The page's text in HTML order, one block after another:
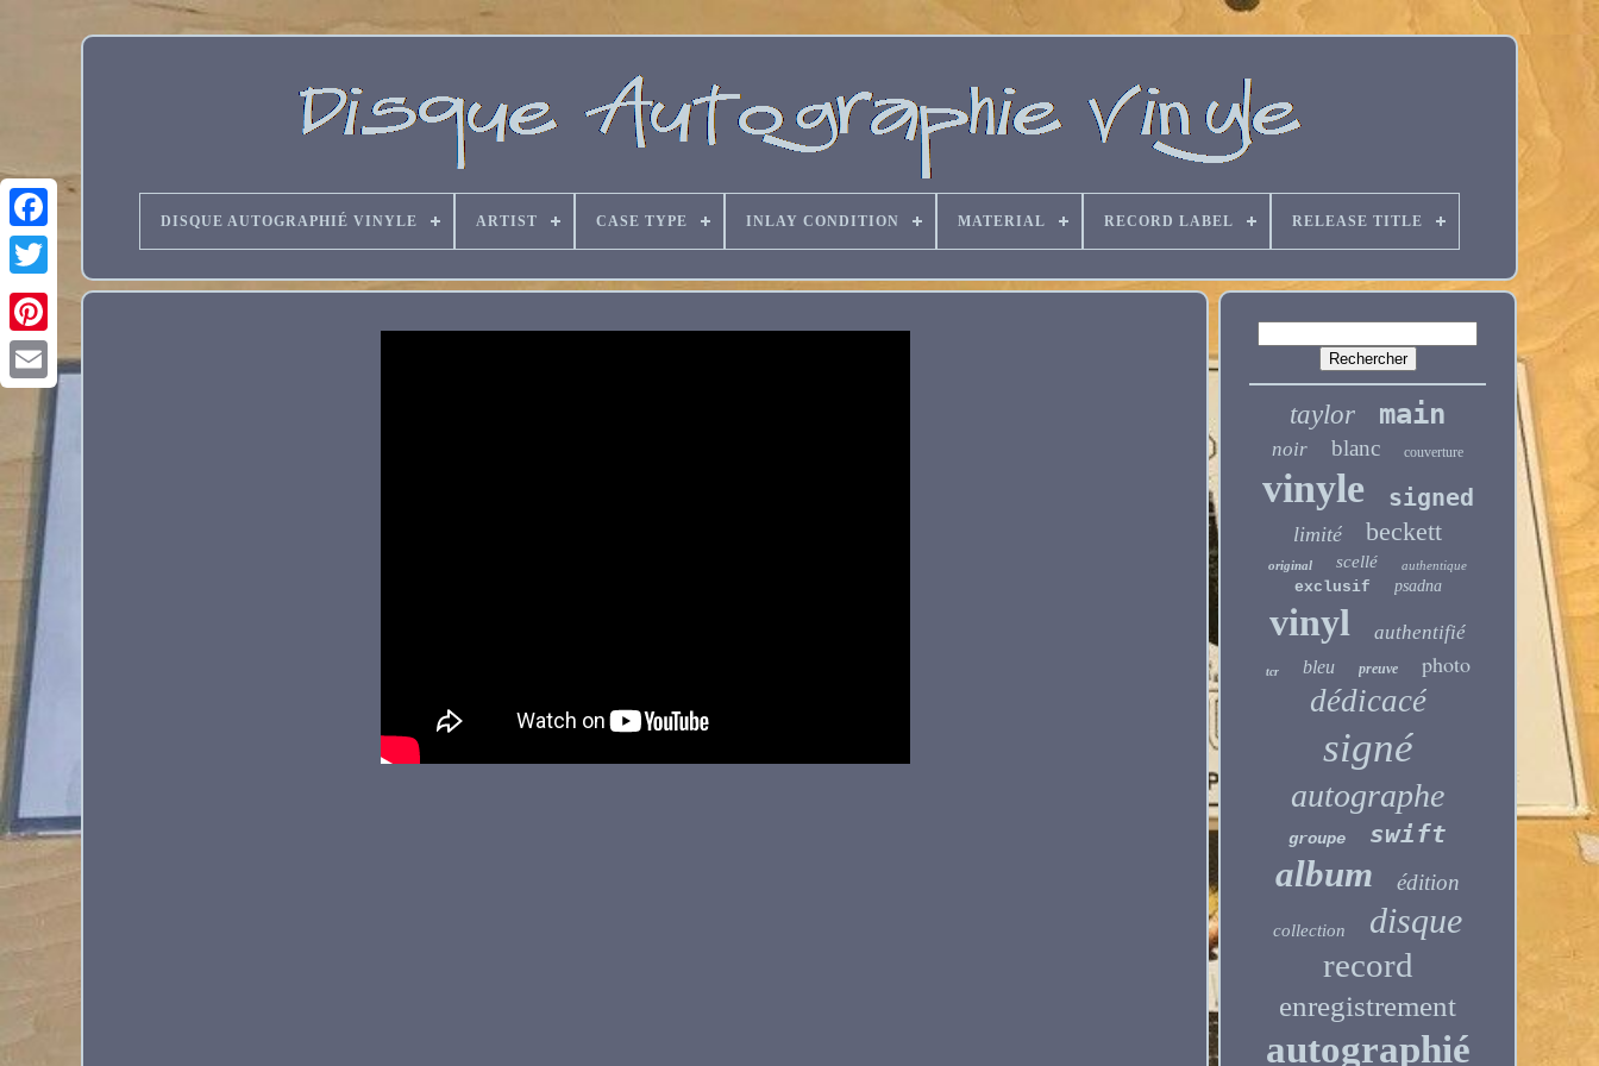
Email
DISQUE AUTOGRAPHIÉ VINYLE ARTIST CASE TYPE INLAY CONDITION MATERIAL RECORD LABEL RELEASE TITLE
taylor main
noir blanc couverture
vinyle signed
limité beckett
original scellé authentique
exclusif psadna
vinyl authentifié
tcr bleu preuve photo
dédicacé
signé
autographe
groupe swift
album édition
collection disque
record
enregistrement
autographié